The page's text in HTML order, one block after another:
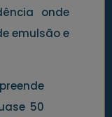
onde
emulsão e